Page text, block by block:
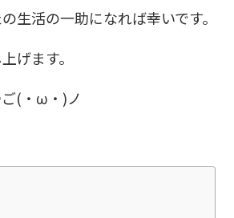
生活の一助になれば幸いです。
げます。
(・ω・)ノ